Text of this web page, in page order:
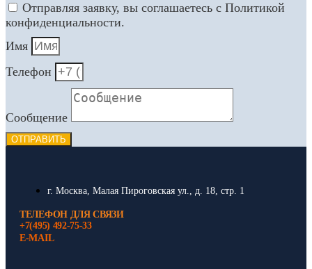
Отправляя заявку, вы соглашаетесь с Политикой
конфиденциальности.
Имя
Телефон
Сообщение
ОТПРАВИТЬ
г. Москва, Малая Пироговская ул., д. 18, стр. 1
ТЕЛЕФОН ДЛЯ СВЯЗИ
+7(495) 492-75-33
E-MAIL